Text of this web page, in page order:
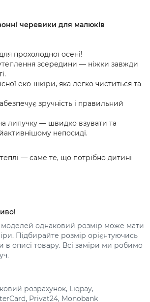
черевики для малюків
прохолодної осені!
зсередини — ніжки завжди
еко-шкіри, яка легко чиститься та
зручність і правильний
липучку — швидко взувати та
непосиді.
теплі — саме те, що потрібно дитині
моделей однаковий розмір може мати
Підбирайте розмір орієнтуючись
в описі товару. Всі заміри ми робимо
розрахунок, Liqpay,
Privat24, Monobank